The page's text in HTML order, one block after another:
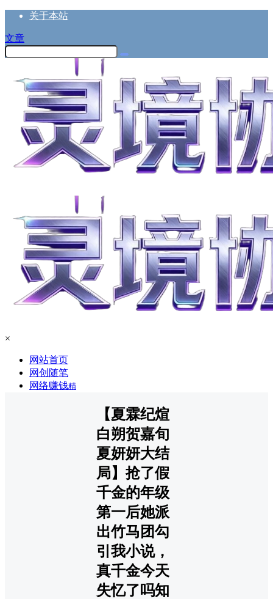
关于本站
文章
×
网站首页
网创随笔
网络赚钱精
【夏霖纪煊
白朔贺嘉旬
夏妍妍大结
局】抢了假
千金的年级
第一后她派
出竹马团勾
引我小说，
真千金今天
失忆了吗知